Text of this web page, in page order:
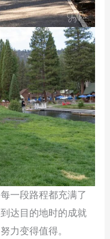
一段路程都充满了
达目的地时的成就
力变得值得。